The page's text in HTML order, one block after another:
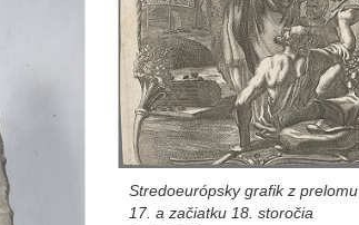
Stredoeurópsky grafik z prelomu
17. a začiatku 18. storočia